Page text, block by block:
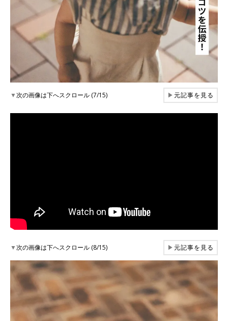
▼次の画像は下へスクロール (7/15) ▶元記事を見る
▼次の画像は下へスクロール (8/15) ▶元記事を見る